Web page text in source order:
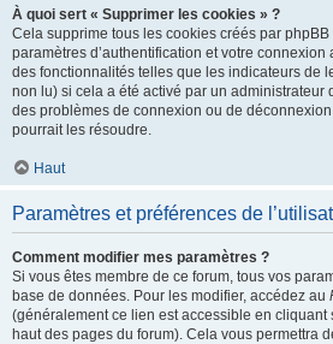
À quoi sert « Supprimer les cookies » ?
Cela supprime tous les cookies créés par
paramètres d’authentification et votre connexion
des fonctionnalités telles que les indicateurs de
non lu) si cela a été activé par un administrateur
des problèmes de connexion ou de
pourrait les résoudre.
Haut
Paramètres et préférences de
Comment modifier mes paramètres ?
Si vous êtes membre de ce forum, tous vos
base de données. Pour les modifier, accédez au
(généralement ce lien est accessible en cliquant
haut des pages du forum). Cela vous permettra